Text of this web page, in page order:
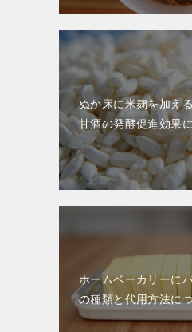
ぬか床に米麹を加え
甘酒の発酵促進効果
ホームベーカリーに
の種類と代用方法に